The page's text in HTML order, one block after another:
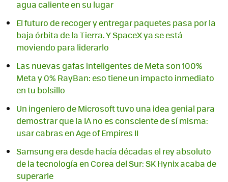
agua caliente en su lugar
El futuro de recoger y entregar paquetes pasa por la
baja órbita de la Tierra. Y SpaceX ya se está
moviendo para liderarlo
Las nuevas gafas inteligentes de Meta son 100%
Meta y 0% RayBan: eso tiene un impacto inmediato
en tu bolsillo
Un ingeniero de Microsoft tuvo una idea genial para
demostrar que la IA no es consciente de sí misma:
usar cabras en Age of Empires II
Samsung era desde hacía décadas el rey absoluto
de la tecnología en Corea del Sur: SK Hynix acaba de
superarle